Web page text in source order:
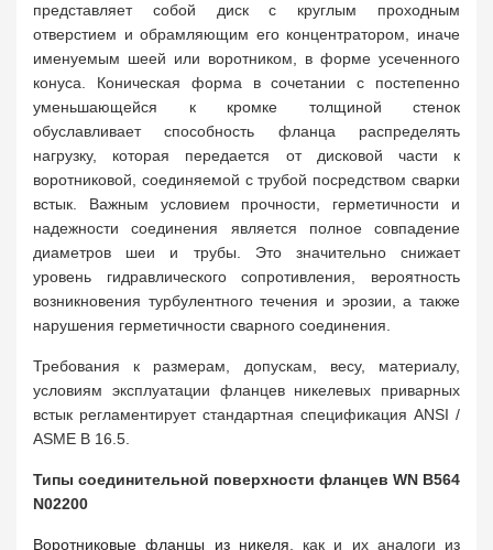
представляет собой диск с круглым проходным
отверстием и обрамляющим его концентратором, иначе
именуемым шеей или воротником, в форме усеченного
конуса. Коническая форма в сочетании с постепенно
уменьшающейся к кромке толщиной стенок
обуславливает способность фланца распределять
нагрузку, которая передается от дисковой части к
воротниковой, соединяемой с трубой посредством сварки
встык. Важным условием прочности, герметичности и
надежности соединения является полное совпадение
диаметров шеи и трубы. Это значительно снижает
уровень гидравлического сопротивления, вероятность
возникновения турбулентного течения и эрозии, а также
нарушения герметичности сварного соединения.
Требования к размерам, допускам, весу, материалу,
условиям эксплуатации фланцев никелевых приварных
встык регламентирует стандартная спецификация ANSI /
ASME B 16.5.
Типы соединительной поверхности фланцев WN B564
N02200
Воротниковые фланцы из никеля , как и их аналоги из